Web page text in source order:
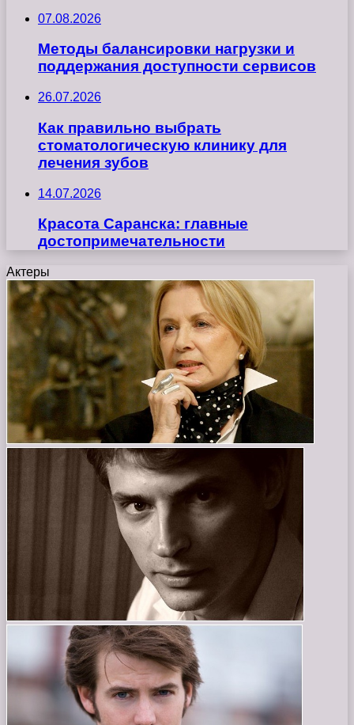
07.08.2026
Методы балансировки нагрузки и
поддержания доступности сервисов
26.07.2026
Как правильно выбрать
стоматологическую клинику для
лечения зубов
14.07.2026
Красота Саранска: главные
достопримечательности
Актеры